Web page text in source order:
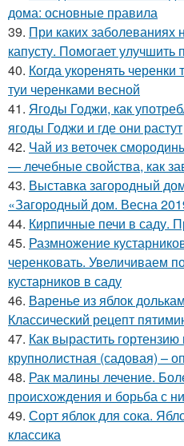
дома: основные правила
39. При каких заболеваниях
капусту. Помогает
40. Когда укоренять
туи черенками весной
41. Ягоды Годжи, как
ягоды Годжи и где они растут
42. Чай из веточек
— лечебные свойства, как
43. Выставка загородный
«Загородный дом. Весна
44. Кирпичные печи в саду.
45. Размножение
черенковать. Увеличиваем
кустарников в саду
46. Варенье из яблок
Классический рецепт
47. Как вырастить
крупнолистная (садовая) –
48. Рак малины лечение.
происхождения и борьба с
49. Сорт яблок для сока.
классика